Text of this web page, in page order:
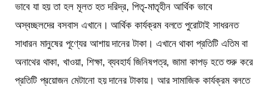
ভাবে যা হয় তা হল মূলত হত দরিদ্র, পিতৃ-মাতৃহীন আর্থিক ভাবে
অস্বচ্ছলদের বসবাস এখানে। আর্থিক কার্যক্রম বলতে পুরোটাই সাধরনত
সাধারন মানুষের পূণ্যের আশায় দানের টাকা। এখানে থাকা প্রতিটি এতিম বা
অনাথের থাকা, খাওয়া, শিক্ষা, ব্যবহার্য জিনিষপত্র, জামা কাপড় হতে শুরু করে
প্রতিটি প্রয়োজন মেটানো হয় দানের টাকায়। আর সামাজিক কার্যক্রম বলতে